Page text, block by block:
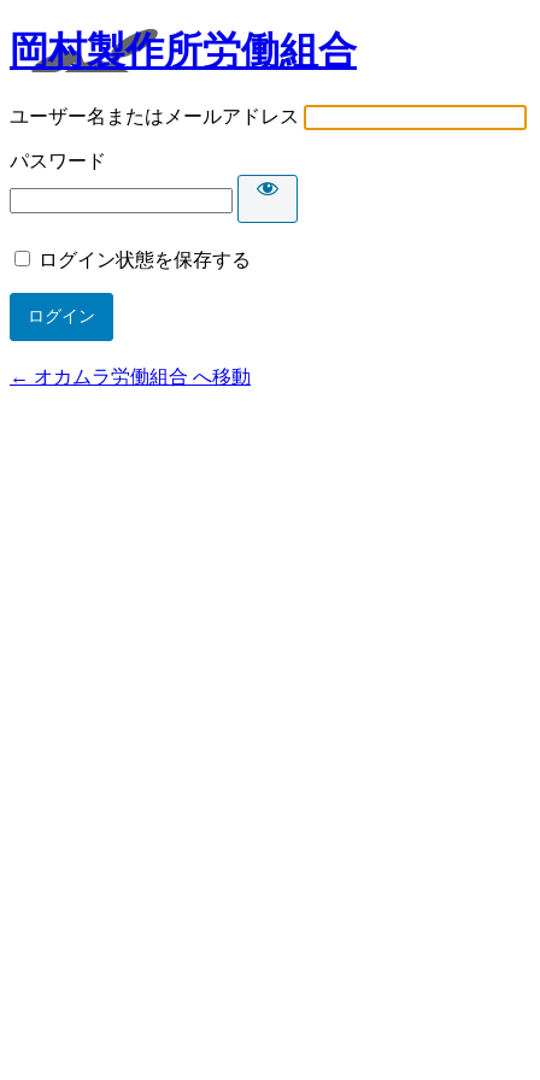
岡村製作所労働組合
ユーザー名またはメールアドレス
パスワード
ログイン状態を保存する
← オカムラ労働組合 へ移動